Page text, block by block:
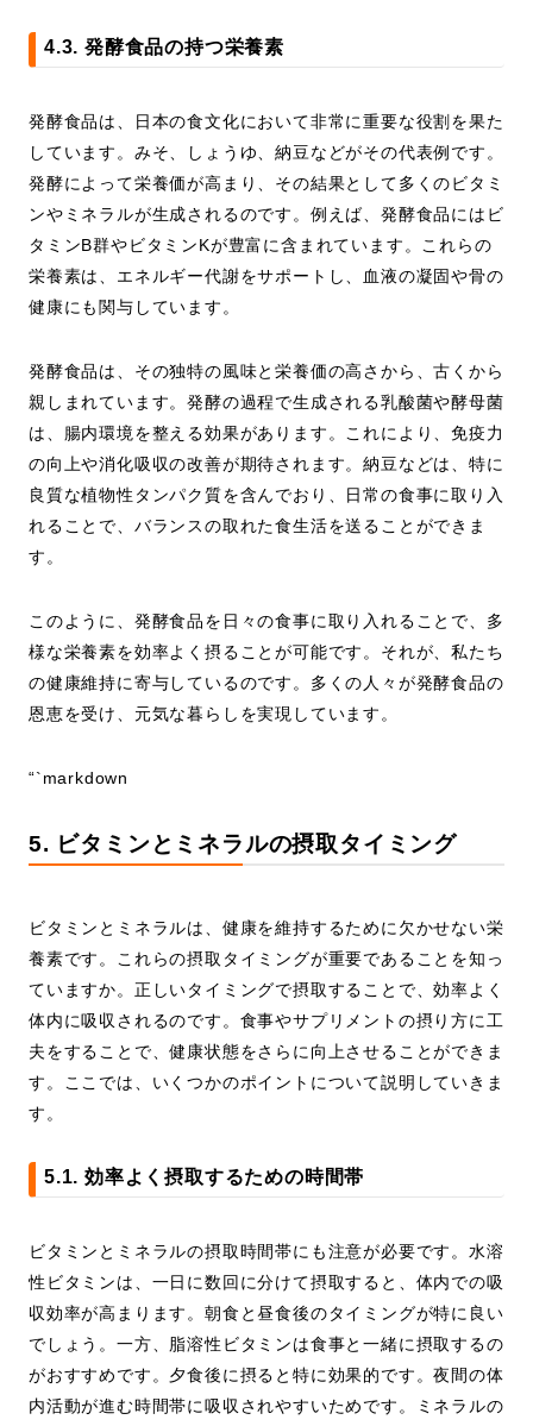
4.3. 発酵食品の持つ栄養素
発酵食品は、日本の食文化において非常に重要な役割を果た
しています。みそ、しょうゆ、納豆などがその代表例です。
発酵によって栄養価が高まり、その結果として多くのビタミ
ンやミネラルが生成されるのです。例えば、発酵食品にはビ
タミンB群やビタミンKが豊富に含まれています。これらの
栄養素は、エネルギー代謝をサポートし、血液の凝固や骨の
健康にも関与しています。
発酵食品は、その独特の風味と栄養価の高さから、古くから
親しまれています。発酵の過程で生成される乳酸菌や酵母菌
は、腸内環境を整える効果があります。これにより、免疫力
の向上や消化吸収の改善が期待されます。納豆などは、特に
良質な植物性タンパク質を含んでおり、日常の食事に取り入
れることで、バランスの取れた食生活を送ることができま
す。
このように、発酵食品を日々の食事に取り入れることで、多
様な栄養素を効率よく摂ることが可能です。それが、私たち
の健康維持に寄与しているのです。多くの人々が発酵食品の
恩恵を受け、元気な暮らしを実現しています。
“`markdown
5. ビタミンとミネラルの摂取タイミング
ビタミンとミネラルは、健康を維持するために欠かせない栄
養素です。これらの摂取タイミングが重要であることを知っ
ていますか。正しいタイミングで摂取することで、効率よく
体内に吸収されるのです。食事やサプリメントの摂り方に工
夫をすることで、健康状態をさらに向上させることができま
す。ここでは、いくつかのポイントについて説明していきま
す。
5.1. 効率よく摂取するための時間帯
ビタミンとミネラルの摂取時間帯にも注意が必要です。水溶
性ビタミンは、一日に数回に分けて摂取すると、体内での吸
収効率が高まります。朝食と昼食後のタイミングが特に良い
でしょう。一方、脂溶性ビタミンは食事と一緒に摂取するの
がおすすめです。夕食後に摂ると特に効果的です。夜間の体
内活動が進む時間帯に吸収されやすいためです。ミネラルの